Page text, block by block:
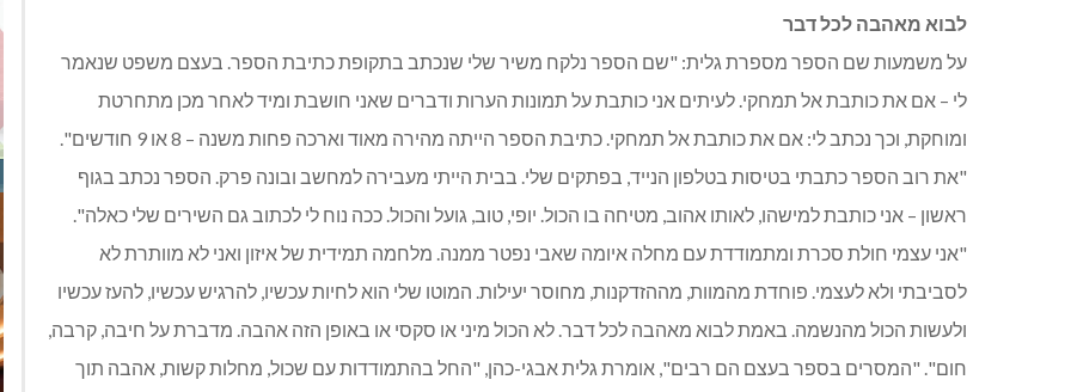
לבוא מאהבה לכל דבר
על משמעות שם הספר מספרת גלית: "שם הספר נלקח משיר שלי שנכתב בתקופת כתיבת הספר. בעצם משפט שנאמר
לי – אם את כותבת אל תמחקי. לעיתים אני כותבת על תמונות הערות ודברים שאני חושבת ומיד לאחר מכן מתחרטת
ומוחקת, וכך נכתב לי: אם את כותבת אל תמחקי. כתיבת הספר הייתה מהירה מאוד וארכה פחות משנה – 8 או 9 חודשים".
"את רוב הספר כתבתי בטיסות בטלפון הנייד, בפתקים שלי. בבית הייתי מעבירה למחשב ובונה פרק. הספר נכתב בגוף
ראשון – אני כותבת למישהו, לאותו אהוב, מטיחה בו הכול. יופי, טוב, גועל והכול. ככה נוח לי לכתוב גם השירים שלי כאלה".
"אני עצמי חולת סכרת ומתמודדת עם מחלה איומה שאבי נפטר ממנה. מלחמה תמידית של איזון ואני לא מוותרת לא
לסביבתי ולא לעצמי. פוחדת מהמוות, מההזדקנות, מחוסר יעילות. המוטו שלי הוא לחיות עכשיו, להרגיש עכשיו, להעז עכשיו
ולעשות הכול מהנשמה. באמת לבוא מאהבה לכל דבר. לא הכול מיני או סקסי או באופן הזה אהבה. מדברת על חיבה, קרבה,
חום". "המסרים בספר בעצם הם רבים", אומרת גלית אבגי-כהן, "החל בהתמודדות עם שכול, מחלות קשות, אהבה תוך